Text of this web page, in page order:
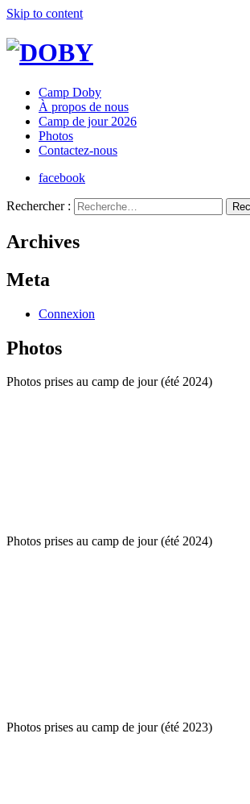
Skip to content
Camp Doby
À propos de nous
Camp de jour 2026
Photos
Contactez-nous
facebook
Rechercher :
Archives
Meta
Connexion
Photos
Photos prises au camp de jour (été 2024)
Photos prises au camp de jour (été 2024)
Photos prises au camp de jour (été 2023)